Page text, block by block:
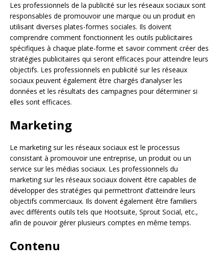
Les professionnels de la publicité sur les réseaux sociaux sont
responsables de promouvoir une marque ou un produit en
utilisant diverses plates-formes sociales. Ils doivent
comprendre comment fonctionnent les outils publicitaires
spécifiques à chaque plate-forme et savoir comment créer des
stratégies publicitaires qui seront efficaces pour atteindre leurs
objectifs. Les professionnels en publicité sur les réseaux
sociaux peuvent également être chargés d’analyser les
données et les résultats des campagnes pour déterminer si
elles sont efficaces.
Marketing
Le marketing sur les réseaux sociaux est le processus
consistant à promouvoir une entreprise, un produit ou un
service sur les médias sociaux. Les professionnels du
marketing sur les réseaux sociaux doivent être capables de
développer des stratégies qui permettront d’atteindre leurs
objectifs commerciaux. Ils doivent également être familiers
avec différents outils tels que Hootsuite, Sprout Social, etc.,
afin de pouvoir gérer plusieurs comptes en même temps.
Contenu